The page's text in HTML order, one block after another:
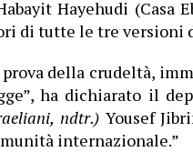
Hayehudi (Casa
di tutte le tre versioni
della crudeltà,
ha dichiarato il
ndtr.)Yousef
internazionale.”